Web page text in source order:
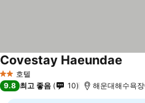
2 성급호텔
Covestay Haeundae
9.8 최고 좋음 10 해운대해수욕